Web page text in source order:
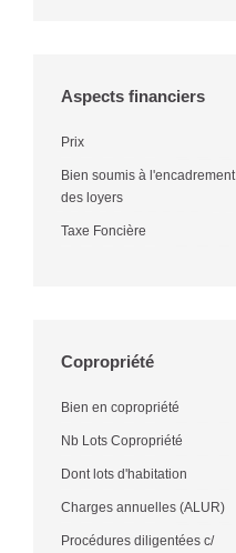
Aspects financiers
Prix
Bien soumis à l'encadrement
des loyers
Taxe Foncière
Copropriété
Bien en copropriété
Nb Lots Copropriété
Dont lots d'habitation
Charges annuelles (ALUR)
Procédures diligentées c/